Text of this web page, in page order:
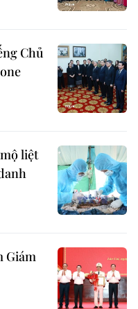
Chủ
liệt
Giám